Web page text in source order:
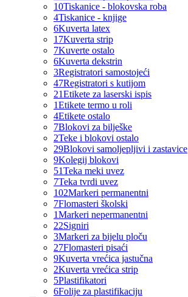
10Tiskanice - blokovska roba
4Tiskanice - knjige
6Kuverta latex
17Kuverta strip
7Kuverte ostalo
6Kuverta dekstrin
3Registratori samostojeći
47Registratori s kutijom
21Etikete za laserski ispis
1Etikete termo u roli
4Etikete ostalo
7Blokovi za bilješke
2Teke i blokovi ostalo
29Blokovi samoljepljivi i zastavice
9Kolegij blokovi
51Teka meki uvez
7Teka tvrdi uvez
102Markeri permanentni
7Flomasteri školski
1Markeri nepermanentni
22Signiri
3Markeri za bijelu ploču
27Flomasteri pisaći
9Kuverta vrećica jastučna
2Kuverta vrećica strip
5Plastifikatori
6Folije za plastifikaciju